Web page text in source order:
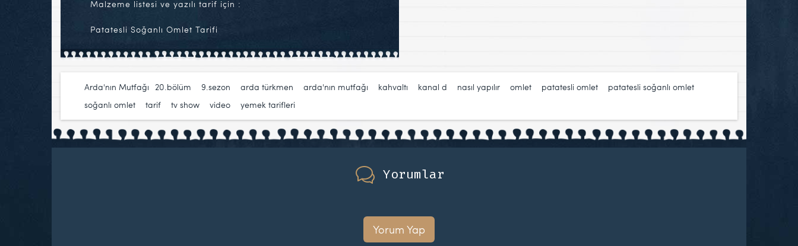
Malzeme listesi ve yazılı tarif için :
Patatesli Soğanlı Omlet Tarifi
Arda'nın Mutfağı 20.bölüm 9.sezon arda türkmen arda'nın mutfağı kahvaltı kanal d nasıl yapılır omlet patatesli omlet patatesli soğanlı omlet
soğanlı omlet
tarif tv show video yemek tarifleri
Yorumlar
Yorum Yap